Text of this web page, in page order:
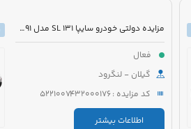
مزایده دولتی خودرو سایپا 131 SL مدل 1391 رنگ نوک مدادی متالیک
فعال
گیلان - لنگرود
کد مزایده : 5221007432000176
اطلاعات بیشتر